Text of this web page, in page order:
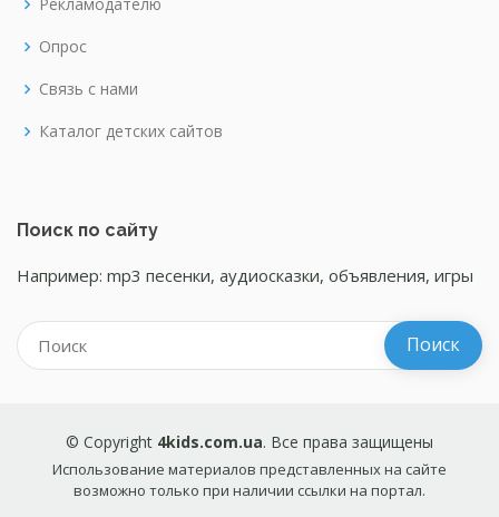
Опрос
Связь с нами
Каталог детских сайтов
Поиск по сайту
Например: mp3 песенки, аудиосказки, объявления, игры
© Copyright 4kids.com.ua. Все права защищены
Использование материалов представленных на сайте
возможно только при наличии ссылки на портал.